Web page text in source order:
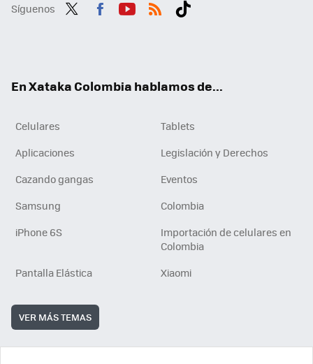
Síguenos
En Xataka Colombia hablamos de...
Celulares
Tablets
Aplicaciones
Legislación y Derechos
Cazando gangas
Eventos
Samsung
Colombia
iPhone 6S
Importación de celulares en
Colombia
Pantalla Elástica
Xiaomi
VER MÁS TEMAS